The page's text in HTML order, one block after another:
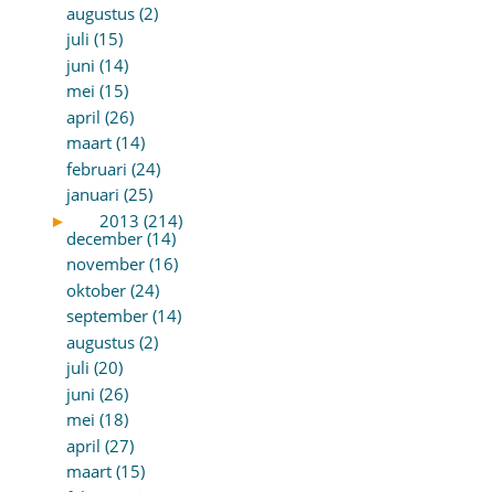
augustus (2)
juli (15)
juni (14)
mei (15)
april (26)
maart (14)
februari (24)
januari (25)
►
2013 (214)
december (14)
november (16)
oktober (24)
september (14)
augustus (2)
juli (20)
juni (26)
mei (18)
april (27)
maart (15)